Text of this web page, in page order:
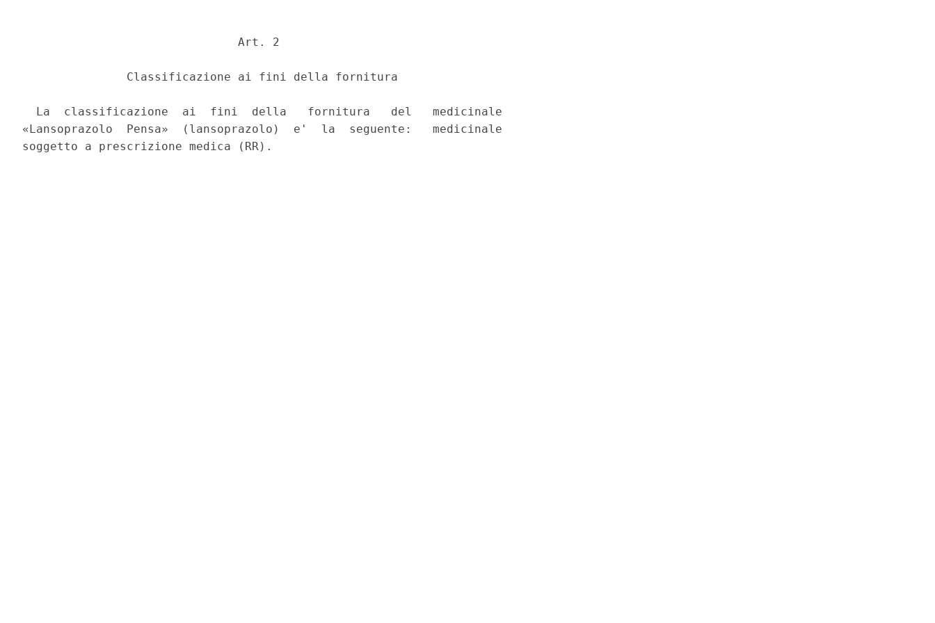
                               Art. 2
               Classificazione ai fini della fornitura
  La  classificazione  ai  fini  della   fornitura   del   medicinale
«Lansoprazolo  Pensa»  (lansoprazolo)  e'  la  seguente:   medicinale